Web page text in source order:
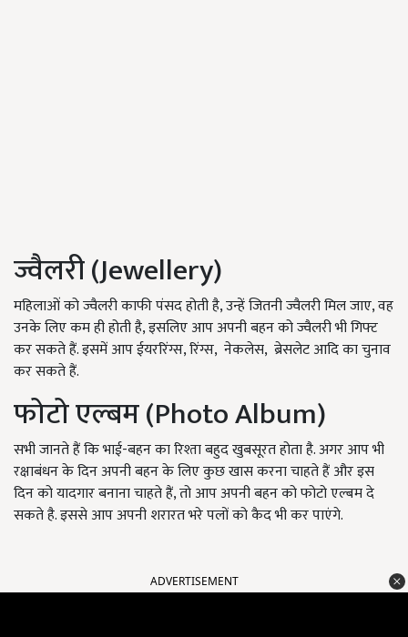
ज्वैलरी (Jewellery)
महिलाओं को ज्वैलरी काफी पंसद होती है, उन्हें जितनी ज्वैलरी मिल जाए, वह
उनके लिए कम ही होती है, इसलिए आप अपनी बहन को ज्वैलरी भी गिफ्ट
कर सकते हैं. इसमें आप ईयररिंग्स, रिंग्स, नेकलेस, ब्रेसलेट आदि का चुनाव
कर सकते हैं.
फोटो एल्बम (Photo Album)
सभी जानते हैं कि भाई-बहन का रिश्ता बहुद खुबसूरत होता है. अगर आप भी
रक्षाबंधन के दिन अपनी बहन के लिए कुछ खास करना चाहते हैं और इस
दिन को यादगार बनाना चाहते हैं, तो आप अपनी बहन को फोटो एल्बम दे
सकते है. इससे आप अपनी शरारत भरे पलों को कैद भी कर पाएंगे.
ADVERTISEMENT